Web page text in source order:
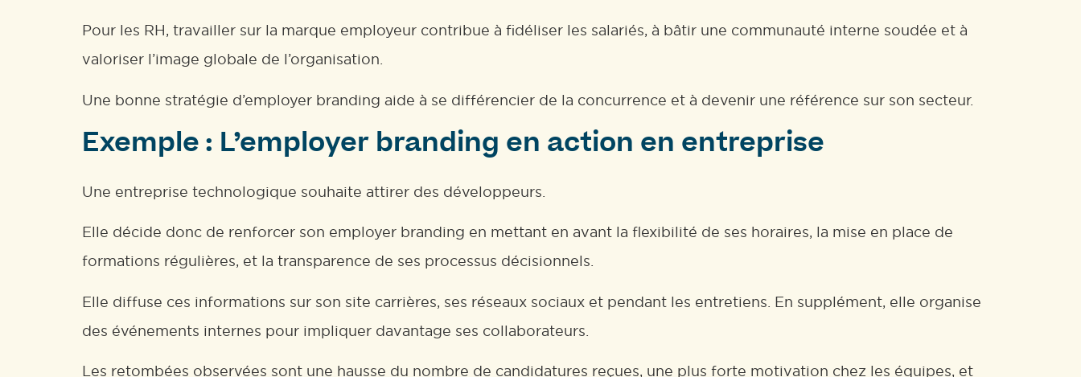
Pour les RH, travailler sur la marque employeur contribue à fidéliser les salariés, à bâtir une communauté interne soudée et à
valoriser l’image globale de l’organisation.
Une bonne stratégie d’employer branding aide à se différencier de la concurrence et à devenir une référence sur son secteur.
Exemple : L’employer branding en action en entreprise
Une entreprise technologique souhaite attirer des développeurs.
Elle décide donc de renforcer son employer branding en mettant en avant la flexibilité de ses horaires, la mise en place de
formations régulières, et la transparence de ses processus décisionnels.
Elle diffuse ces informations sur son site carrières, ses réseaux sociaux et pendant les entretiens. En supplément, elle organise
des événements internes pour impliquer davantage ses collaborateurs.
Les retombées observées sont une hausse du nombre de candidatures reçues, une plus forte motivation chez les équipes, et